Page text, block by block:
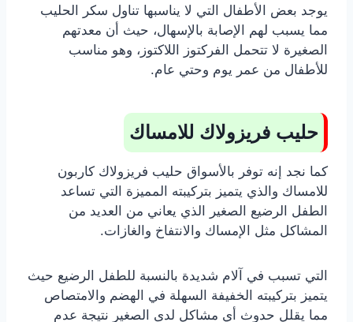
يوجد بعض الأطفال التي لا يناسبها تناول سكر الحليب
مما يسبب لهم الإصابة بالإسهال، حيث أن معدتهم
الصغيرة لا تتحمل الفركتوز اللاكتوز، وهو مناسب
للأطفال من عمر يوم وحتي عام.
حليب فريزولاك للامساك
كما نجد إنه توفر بالأسواق حليب فريزولاك كاربون
للامساك والذي يتميز بتركيبته المميزة التي تساعد
الطفل الرضيع الصغير الذي يعاني من العديد من
المشاكل مثل الإمساك والانتفاخ والغازات.
التي تسبب في آلام شديدة بالنسبة للطفل الرضيع حيث
يتميز بتركيبته الخفيفة السهلة في الهضم والامتصاص
مما يقلل حدوث أي مشاكل لدى الصغير نتيجة عدم